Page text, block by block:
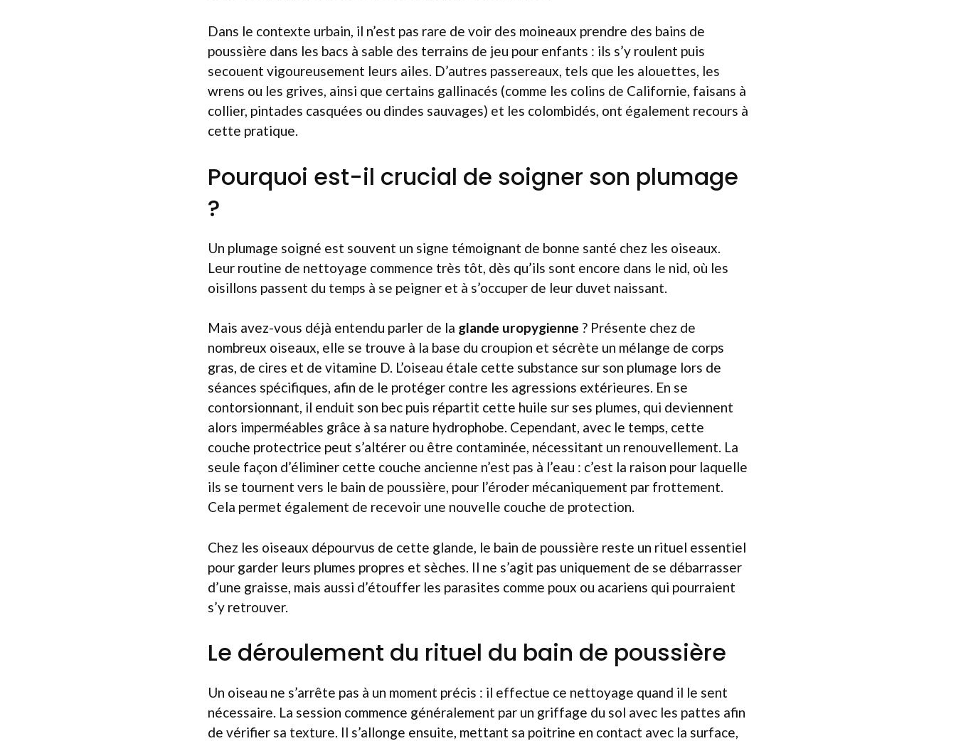
Dans le contexte urbain, il n’est pas rare de voir des moineaux prendre des bains de
poussière dans les bacs à sable des terrains de jeu pour enfants : ils s’y roulent puis
secouent vigoureusement leurs ailes. D’autres passereaux, tels que les alouettes, les
wrens ou les grives, ainsi que certains gallinacés (comme les colins de Californie, faisans à
collier, pintades casquées ou dindes sauvages) et les colombidés, ont également recours à
cette pratique.
Pourquoi est-il crucial de soigner son plumage
?
Un plumage soigné est souvent un signe témoignant de bonne santé chez les oiseaux.
Leur routine de nettoyage commence très tôt, dès qu’ils sont encore dans le nid, où les
oisillons passent du temps à se peigner et à s’occuper de leur duvet naissant.
Mais avez-vous déjà entendu parler de la glande uropygienne ? Présente chez de
nombreux oiseaux, elle se trouve à la base du croupion et sécrète un mélange de corps
gras, de cires et de vitamine D. L’oiseau étale cette substance sur son plumage lors de
séances spécifiques, afin de le protéger contre les agressions extérieures. En se
contorsionnant, il enduit son bec puis répartit cette huile sur ses plumes, qui deviennent
alors imperméables grâce à sa nature hydrophobe. Cependant, avec le temps, cette
couche protectrice peut s’altérer ou être contaminée, nécessitant un renouvellement. La
seule façon d’éliminer cette couche ancienne n’est pas à l’eau : c’est la raison pour laquelle
ils se tournent vers le bain de poussière, pour l’éroder mécaniquement par frottement.
Cela permet également de recevoir une nouvelle couche de protection.
Chez les oiseaux dépourvus de cette glande, le bain de poussière reste un rituel essentiel
pour garder leurs plumes propres et sèches. Il ne s’agit pas uniquement de se débarrasser
d’une graisse, mais aussi d’étouffer les parasites comme poux ou acariens qui pourraient
s’y retrouver.
Le déroulement du rituel du bain de poussière
Un oiseau ne s’arrête pas à un moment précis : il effectue ce nettoyage quand il le sent
nécessaire. La session commence généralement par un griffage du sol avec les pattes afin
de vérifier sa texture. Il s’allonge ensuite, mettant sa poitrine en contact avec la surface,